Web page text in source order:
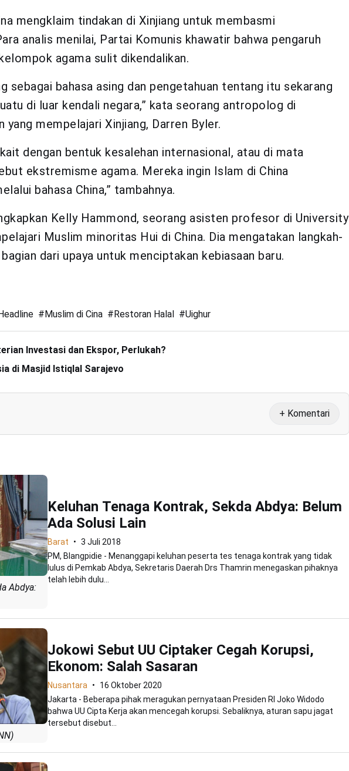
mengklaim tindakan di Xinjiang untuk membasmi
analis menilai, Partai Komunis khawatir bahwa pengaruh
agama sulit dikendalikan.
sebagai bahasa asing dan pengetahuan tentang itu sekarang
di luar kendali negara,” kata seorang antropolog di
yang mempelajari Xinjiang, Darren Byler.
dengan bentuk kesalehan internasional, atau di mata
ekstremisme agama. Mereka ingin Islam di China
bahasa China,” tambahnya.
Kelly Hammond, seorang asisten profesor di University
Muslim minoritas Hui di China. Dia mengatakan langkah-
dari upaya untuk menciptakan kebiasaan baru.
#Muslim di Cina #Restoran Halal #Uighur
Investasi dan Ekspor, Perlukah?
di Masjid Istiqlal Sarajevo
+ Komentari
Abdya:
Keluhan Tenaga Kontrak, Sekda Abdya: Belum
Ada Solusi Lain
Barat
3 Juli 2018
PM, Blangpidie - Menanggapi keluhan peserta tes tenaga kontrak yang tidak
lulus di Pemkab Abdya, Sekretaris Daerah Drs Thamrin menegaskan pihaknya
telah lebih dulu...
Jokowi Sebut UU Ciptaker Cegah Korupsi,
Ekonom: Salah Sasaran
Nusantara
16 Oktober 2020
Jakarta - Beberapa pihak meragukan pernyataan Presiden RI Joko Widodo
bahwa UU Cipta Kerja akan mencegah korupsi. Sebaliknya, aturan sapu jagat
tersebut disebut...